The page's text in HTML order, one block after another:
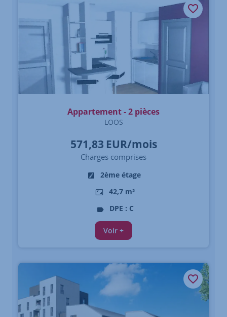
Appartement - 2 pièces
LOOS
571,83 EUR/mois
Charges comprises
2ème étage
42,7 m²
DPE : C
Voir +